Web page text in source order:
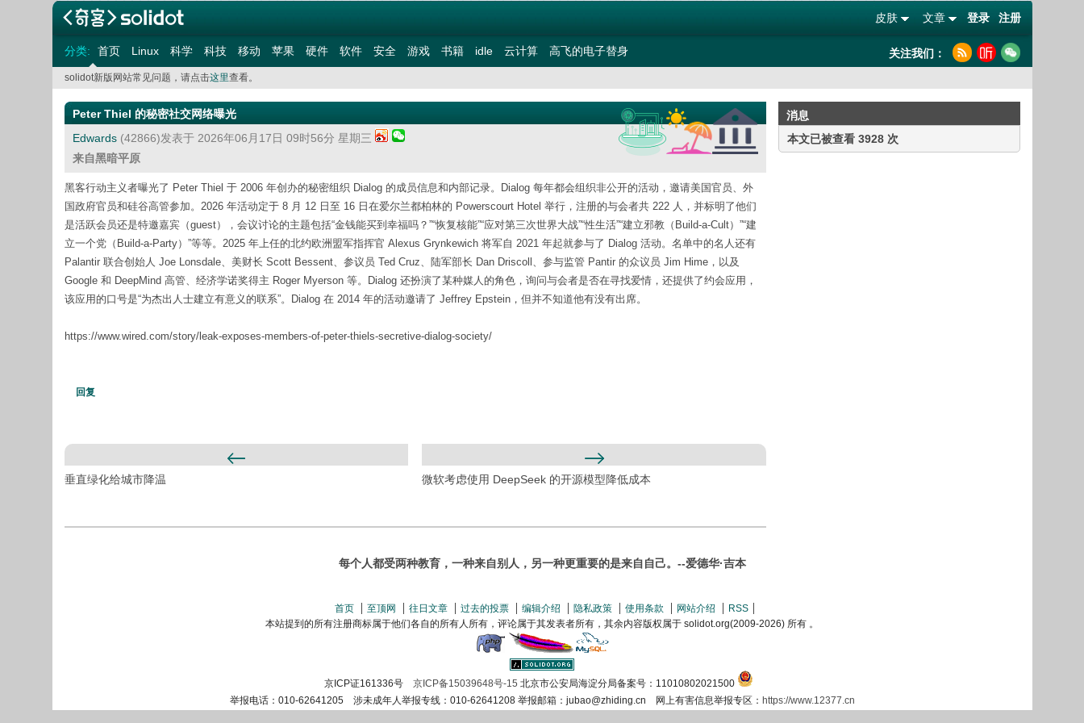
登录 注册
文章
皮肤
分类: 首页 Linux 科学 科技 移动 苹果 硬件 软件 安全 游戏 书籍 idle 云计算 高飞的电子替身 关注我们：
solidot新版网站常见问题，请点击这里查看。
消息
本文已被查看 3928 次
Peter Thiel 的秘密社交网络曝光
Edwards(42866)发表于 2026年06月17日 09时56分 星期三
来自黑暗平原
黑客行动主义者曝光了 Peter Thiel 于 2006 年创办的秘密组织 Dialog 的成员信息和内部记录。Dialog 每年都会组织非公开的活动，邀请美国官员、外
国政府官员和硅谷高管参加。2026 年活动定于 8 月 12 日至 16 日在爱尔兰都柏林的 Powerscourt Hotel 举行，注册的与会者共 222 人，并标明了他们
是活跃会员还是特邀嘉宾（guest），会议讨论的主题包括“金钱能买到幸福吗？”“恢复核能”“应对第三次世界大战”“性生活”“建立邪教（Build-a-Cult）”“建
立一个党（Build-a-Party）”等等。2025 年上任的北约欧洲盟军指挥官 Alexus Grynkewich 将军自 2021 年起就参与了 Dialog 活动。名单中的名人还有
Palantir 联合创始人 Joe Lonsdale、美财长 Scott Bessent、参议员 Ted Cruz、陆军部长 Dan Driscoll、参与监管 Pantir 的众议员 Jim Hime，以及
Google 和 DeepMind 高管、经济学诺奖得主 Roger Myerson 等。Dialog 还扮演了某种媒人的角色，询问与会者是否在寻找爱情，还提供了约会应用，
该应用的口号是“为杰出人士建立有意义的联系”。Dialog 在 2014 年的活动邀请了 Jeffrey Epstein，但并不知道他有没有出席。
https://www.wired.com/story/leak-exposes-members-of-peter-thiels-secretive-dialog-society/
回复
垂直绿化给城市降温 微软考虑使用 DeepSeek 的开源模型降低成本
每个人都受两种教育，一种来自别人，另一种更重要的是来自自己。--爱德华·吉本
首页 至顶网 往日文章 过去的投票 编辑介绍 隐私政策 使用条款 网站介绍
RSS
本站提到的所有注册商标属于他们各自的所有人所有，评论属于其发表者所有，其余内容版权属于 solidot.org(2009-2026) 所有 。
京ICP证161336号 京ICP备15039648号-15 北京市公安局海淀分局备案号：11010802021500
举报电话：010-62641205 涉未成年人举报专线：010-62641208 举报邮箱：jubao@zhiding.cn 网上有害信息举报专区： https://www.12377.cn